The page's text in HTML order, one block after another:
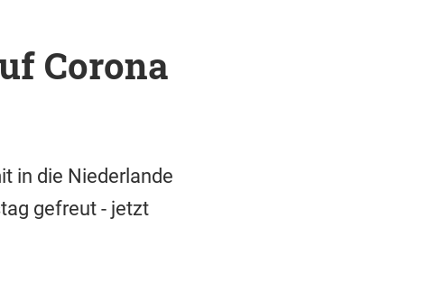
Corona
in die Niederlande
gefreut - jetzt